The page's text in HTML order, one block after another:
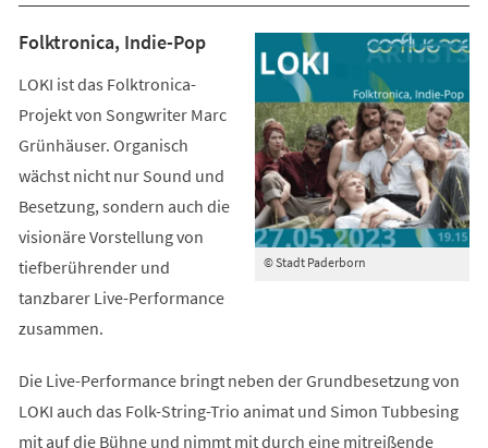
© Stadt Paderborn
Folktronica, Indie-Pop
LOKI ist das Folktronica-
Projekt von Songwriter Marc
Grünhäuser. Organisch
wächst nicht nur Sound und
Besetzung, sondern auch die
visionäre Vorstellung von
tiefberührender und
tanzbarer Live-Performance
zusammen.
Die Live-Performance bringt neben der Grundbesetzung von
LOKI auch das Folk-String-Trio animat und Simon Tubbesing
mit auf die Bühne und nimmt mit durch eine mitreißende